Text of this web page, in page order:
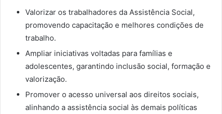
Valorizar os trabalhadores da Assistência Social,
promovendo capacitação e melhores condições de
trabalho.
Ampliar iniciativas voltadas para famílias e
adolescentes, garantindo inclusão social, formação e
valorização.
Promover o acesso universal aos direitos sociais,
alinhando a assistência social às demais políticas